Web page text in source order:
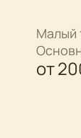
Малый
от